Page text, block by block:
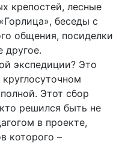
крепостей, лесные
беседы с
общения, посиделки
другое.
экспедиции? Это
Этот сбор
решился быть не
в проекте,
которого –